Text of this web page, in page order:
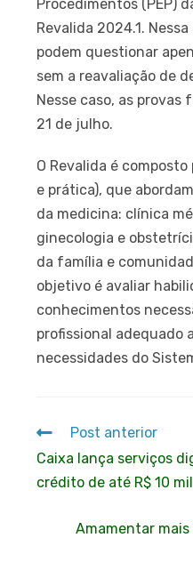
Procedimentos (PEP)
Revalida 2024.1.
podem questionar
sem a reavaliação de
Nesse caso, as provas
21 de julho.
O Revalida é
e prática), que
da medicina: clínica
ginecologia e
da família e
objetivo é avaliar
conhecimentos
profissional adequado
necessidades do
Post anterior
Caixa lança serviços
crédito de até R$ 10 mil
Amamentar